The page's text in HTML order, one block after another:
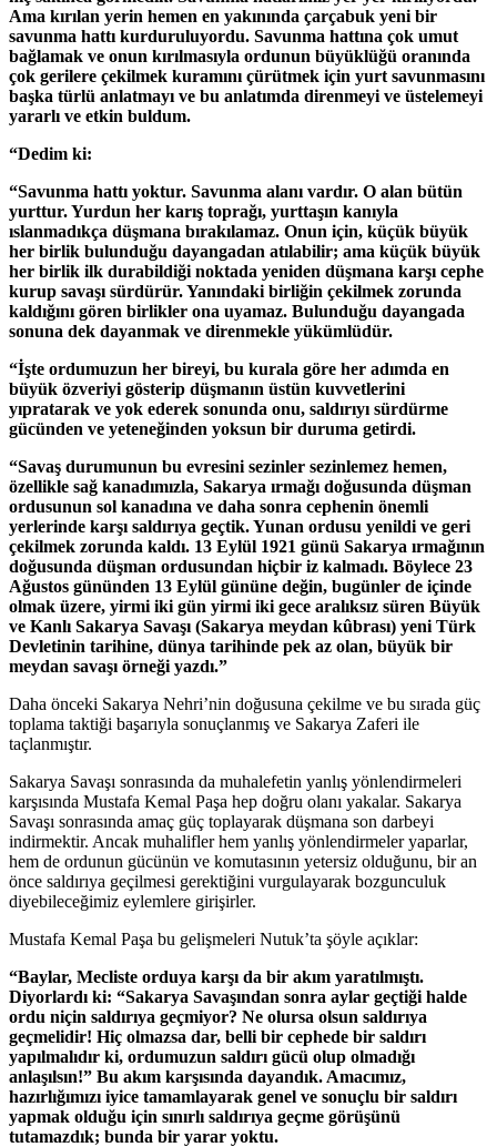
Ama kırılan yerin hemen en yakınında çarçabuk yeni bir
savunma hattı kurduruluyordu. Savunma hattına çok umut
bağlamak ve onun kırılmasıyla ordunun büyüklüğü oranında
çok gerilere çekilmek kuramını çürütmek için yurt savunmasını
başka türlü anlatmayı ve bu anlatımda direnmeyi ve üstelemeyi
yararlı ve etkin buldum.
“Dedim ki:
“Savunma hattı yoktur. Savunma alanı vardır. O alan bütün
yurttur. Yurdun her karış toprağı, yurttaşın kanıyla
ıslanmadıkça düşmana bırakılamaz. Onun için, küçük büyük
her birlik bulunduğu dayangadan atılabilir; ama küçük büyük
her birlik ilk durabildiği noktada yeniden düşmana karşı cephe
kurup savaşı sürdürür. Yanındaki birliğin çekilmek zorunda
kaldığını gören birlikler ona uyamaz. Bulunduğu dayangada
sonuna dek dayanmak ve direnmekle yükümlüdür.
“İşte ordumuzun her bireyi, bu kurala göre her adımda en
büyük özveriyi gösterip düşmanın üstün kuvvetlerini
yıpratarak ve yok ederek sonunda onu, saldırıyı sürdürme
gücünden ve yeteneğinden yoksun bir duruma getirdi.
“Savaş durumunun bu evresini sezinler sezinlemez hemen,
özellikle sağ kanadımızla, Sakarya ırmağı doğusunda düşman
ordusunun sol kanadına ve daha sonra cephenin önemli
yerlerinde karşı saldırıya geçtik. Yunan ordusu yenildi ve geri
çekilmek zorunda kaldı. 13 Eylül 1921 günü Sakarya ırmağının
doğusunda düşman ordusundan hiçbir iz kalmadı. Böylece 23
Ağustos gününden 13 Eylül gününe değin, bugünler de içinde
olmak üzere, yirmi iki gün yirmi iki gece aralıksız süren Büyük
ve Kanlı Sakarya Savaşı (Sakarya meydan kûbrası) yeni Türk
Devletinin tarihine, dünya tarihinde pek az olan, büyük bir
meydan savaşı örneği yazdı.”
Daha önceki Sakarya Nehri’nin doğusuna çekilme ve bu sırada güç
toplama taktiği başarıyla sonuçlanmış ve Sakarya Zaferi ile
taçlanmıştır.
Sakarya Savaşı sonrasında da muhalefetin yanlış yönlendirmeleri
karşısında Mustafa Kemal Paşa hep doğru olanı yakalar. Sakarya
Savaşı sonrasında amaç güç toplayarak düşmana son darbeyi
indirmektir. Ancak muhalifler hem yanlış yönlendirmeler yaparlar,
hem de ordunun gücünün ve komutasının yetersiz olduğunu, bir an
önce saldırıya geçilmesi gerektiğini vurgulayarak bozgunculuk
diyebileceğimiz eylemlere girişirler.
Mustafa Kemal Paşa bu gelişmeleri Nutuk’ta şöyle açıklar:
“Baylar, Mecliste orduya karşı da bir akım yaratılmıştı.
Diyorlardı ki: “Sakarya Savaşından sonra aylar geçtiği halde
ordu niçin saldırıya geçmiyor? Ne olursa olsun saldırıya
geçmelidir! Hiç olmazsa dar, belli bir cephede bir saldırı
yapılmalıdır ki, ordumuzun saldırı gücü olup olmadığı
anlaşılsın!” Bu akım karşısında dayandık. Amacımız,
hazırlığımızı iyice tamamlayarak genel ve sonuçlu bir saldırı
yapmak olduğu için sınırlı saldırıya geçme görüşünü
tutamazdık; bunda bir yarar yoktu.